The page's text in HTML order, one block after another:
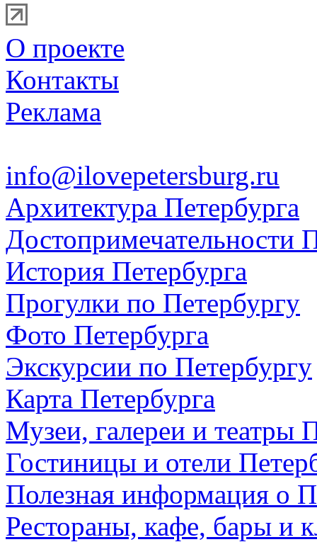
О проекте
Контакты
Реклама
info@ilovepetersburg.ru
Архитектура Петербурга
Достопримечательности
История Петербурга
Прогулки по Петербургу
Фото Петербурга
Экскурсии по Петербургу
Карта Петербурга
Музеи, галереи и театры
Гостиницы и отели
Полезная информация о
Рестораны, кафе, бары и